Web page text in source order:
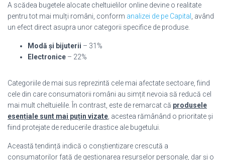
A scădea bugetele alocate cheltuielilor online devine o realitate
pentru tot mai mulți români, conform analizei de pe Capital
, având
un efect direct asupra unor categorii specifice de produse.
Modă și bijuterii – 31%
Electronice – 22%
Categoriile de mai sus reprezintă cele mai afectate sectoare, fiind
cele din care consumatorii români au simțit nevoia să reducă cel
mai mult cheltuielile. În contrast, este de remarcat că produsele
esențiale sunt mai puțin vizate , acestea rămânând o prioritate și
fiind protejate de reducerile drastice ale bugetului.
Această tendință indică o conștientizare crescută a
consumatorilor față de gestionarea resurselor personale, dar și o